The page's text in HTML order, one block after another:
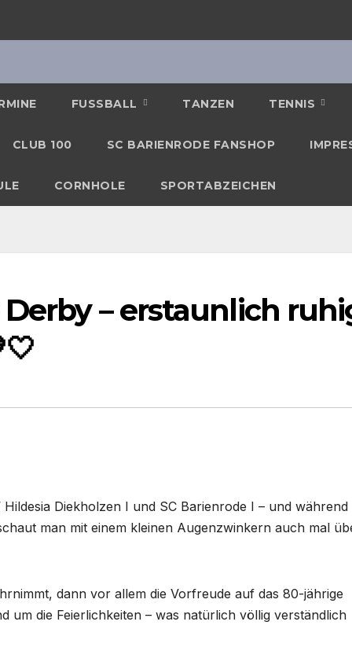
FUSSBALL TANZEN TENNIS
CLUB 100 SC BARIENRODE FANSHOP
CORNHOLE SPORTABZEICHEN
– erstaunlich
Diekholzen I und SC Barienrode I – und während
man mit einem kleinen Augenzwinkern auch mal
dann vor allem die Vorfreude auf das 80-jährige
um die Feierlichkeiten – was natürlich völlig verständlich